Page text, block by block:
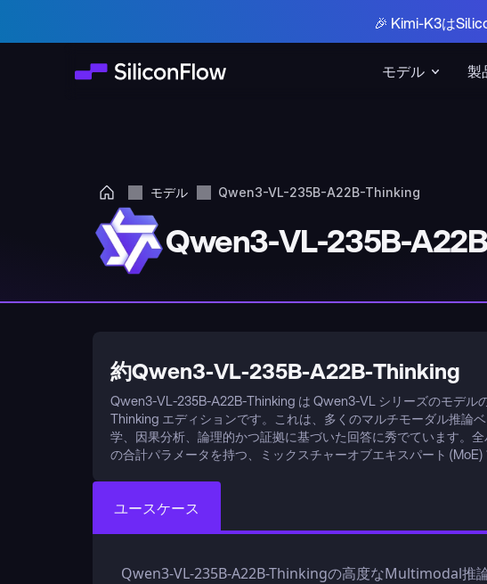
モデル 製
🎉 Kimi-K3は
モデル Qwen3-VL-235B-A22B-Thinking
Qwen3-VL-235B-
約Qwen3-VL-235B-A22B-Thinking
Qwen3-VL-235B-A22B-Thinking は Qwen3-VL シリーズのモデル
Thinking エディションです。これは、多くのマルチモーダル推論
学、因果分析、論理的かつ証拠に基づいた回答に秀でています。
の合計パラメータを持つ、ミックスチャーオブエキスパート (MoE)
ユースケース
Qwen3-VL-235B-A22B-Thinkingの高度なMultimodal推